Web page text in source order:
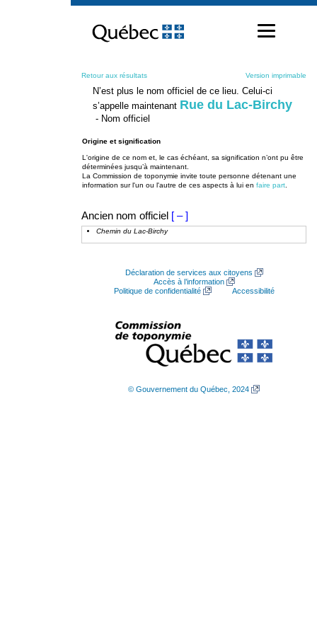
contenu
Retour aux résultats Version imprimable
N’est plus le nom officiel de ce lieu. Celui-ci
s’appelle maintenant Rue du Lac-Birchy
- Nom officiel
Origine et signification
L'origine de ce nom et, le cas échéant, sa signification n’ont pu être
déterminées jusqu’à maintenant.
La Commission de toponymie invite toute personne détenant une
information sur l'un ou l'autre de ces aspects à lui en faire part
Ancien nom officiel [ – ]
Chemin du Lac-Birchy
Déclaration de services aux citoyens
Accès à l’information
Politique de confidentialité
Accessibilité
© Gouvernement du Québec, 2024